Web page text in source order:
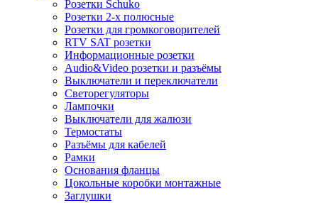
Розетки Schuko
Розетки 2-х полюсные
Розетки для громкоговорителей
RTV SAT розетки
Информационные розетки
Audio&Video розетки и разъёмы
Выключатели и переключатели
Светорегуляторы
Лампочки
Выключатели для жалюзи
Термостаты
Разъёмы для кабелей
Рамки
Основания фланцы
Цокольные коробки монтажные
Заглушки